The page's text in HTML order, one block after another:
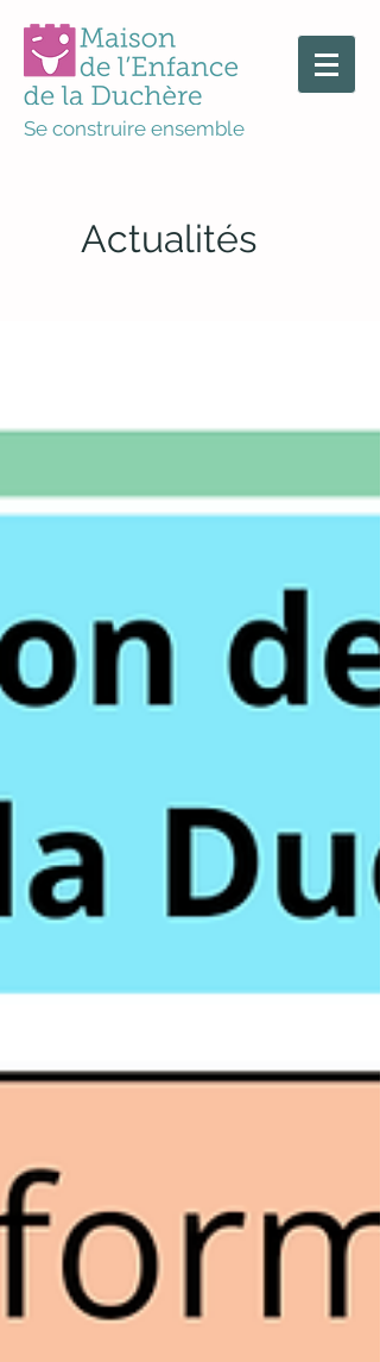
Se construire ensemble
Actualités